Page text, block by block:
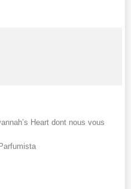
Heart dont nous vous